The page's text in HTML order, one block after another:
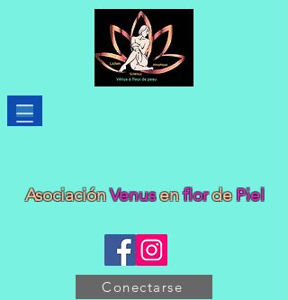
AsociaciónVenusenflorde Piel
Conectarse